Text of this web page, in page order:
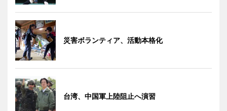
災害ボランティア、活動本格化
台湾、中国軍上陸阻止へ演習